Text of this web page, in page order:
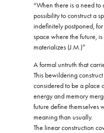
“When there is a need to
possibility to construct a
indefinitely postponed,
space where the future,
materializes (J.M.)”
A formal untruth that
This bewildering
considered to be a place
energy and memory
future define themselves
meaning than usually.
The linear construction